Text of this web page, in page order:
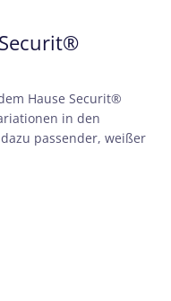
Hause Securit®
in den
passender, weißer